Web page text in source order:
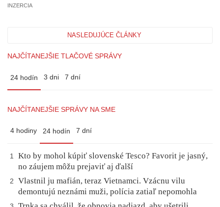
INZERCIA
NASLEDUJÚCE ČLÁNKY
NAJČÍTANEJŠIE TLAČOVÉ SPRÁVY
24 hodín 3 dni 7 dní
NAJČÍTANEJŠIE SPRÁVY NA SME
4 hodiny 24 hodín 7 dní
1
Kto by mohol kúpiť slovenské Tesco? Favorit je jasný,
no záujem môžu prejaviť aj ďalší
2
Vlastnil ju mafián, teraz Vietnamci. Vzácnu vilu
demontujú neznámi muži, polícia zatiaľ nepomohla